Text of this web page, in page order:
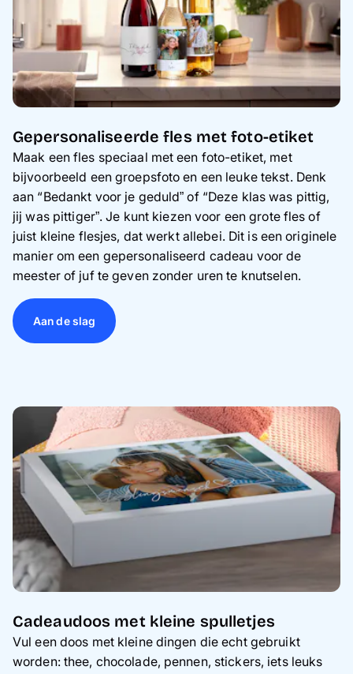
Gepersonaliseerde fles met foto-etiket
Maak een fles speciaal met een foto-etiket, met
bijvoorbeeld een groepsfoto en een leuke tekst. Denk
aan “Bedankt voor je geduld” of “Deze klas was pittig,
jij was pittiger”. Je kunt kiezen voor een grote fles of
juist kleine flesjes, dat werkt allebei. Dit is een originele
manier om een gepersonaliseerd cadeau voor de
meester of juf te geven zonder uren te knutselen.
Aan de slag
Cadeaudoos met kleine spulletjes
Vul een doos met kleine dingen die echt gebruikt
worden: thee, chocolade, pennen, stickers, iets leuks